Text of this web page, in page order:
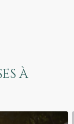
À